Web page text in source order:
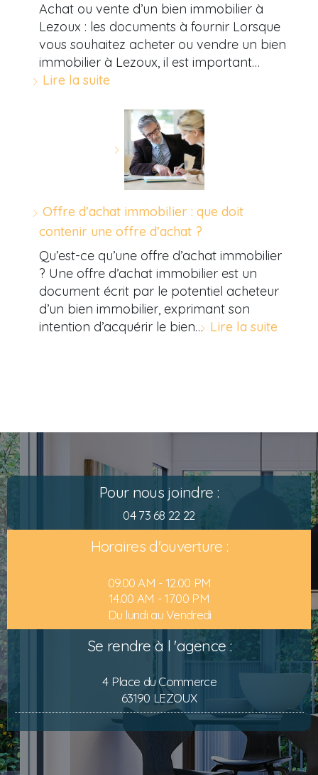
Achat ou vente d’un bien immobilier à
Lezoux : les documents à fournir Lorsque
vous souhaitez acheter ou vendre un bien
immobilier à Lezoux, il est important…
Lire la suite
Offre d’achat immobilier : que doit
contenir une offre d’achat ?
Qu’est-ce qu’une offre d’achat immobilier
? Une offre d’achat immobilier est un
document écrit par le potentiel acheteur
d’un bien immobilier, exprimant son
intention d’acquérir le bien… Lire la suite
Pour nous joindre :
04 73 68 22 22
Horaires d'ouverture :
09.00 AM - 12.00 PM
14.00 AM - 17.00 PM
Du lundi au Vendredi
Se rendre à l 'agence :
4 Place du Commerce
63190 LEZOUX